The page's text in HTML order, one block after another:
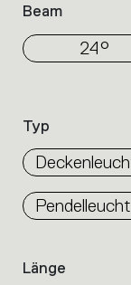
Beam
24°
Typ
Länge